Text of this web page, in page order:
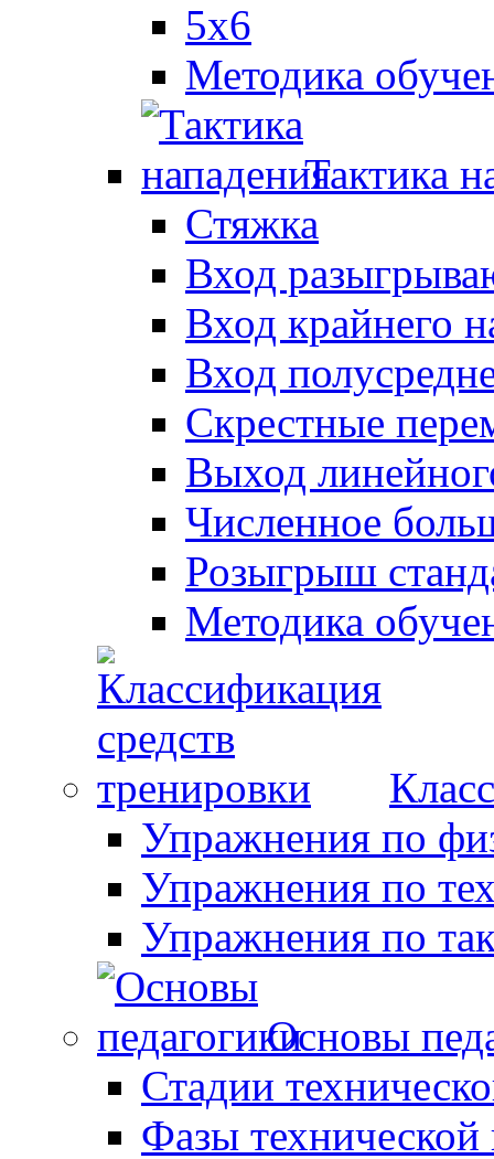
5x6
Методика
Тактика
Стяжка
Вход
Вход крайнего
Вход
Скрестные
Выход
Численное
Розыгрыш
Методика
Упражнения по
Упражнения по
Упражнения по
Основы
Стадии
Фазы технической